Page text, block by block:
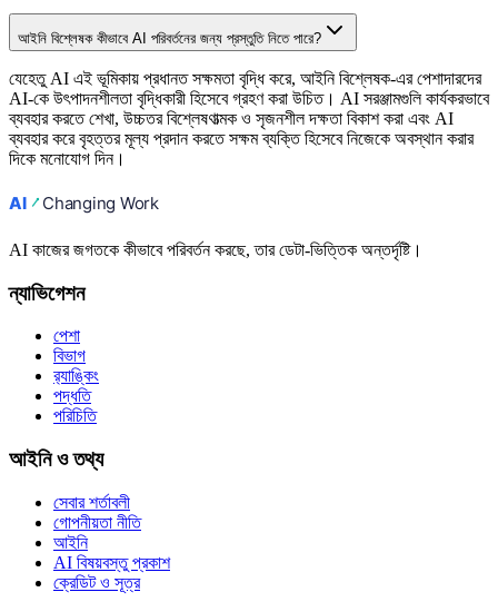
আইনি বিশ্লেষক কীভাবে AI পরিবর্তনের জন্য প্রস্তুতি নিতে পারে?
যেহেতু AI এই ভূমিকায় প্রধানত সক্ষমতা বৃদ্ধি করে, আইনি বিশ্লেষক-এর পেশাদারদের
AI-কে উৎপাদনশীলতা বৃদ্ধিকারী হিসেবে গ্রহণ করা উচিত। AI সরঞ্জামগুলি কার্যকরভাবে
ব্যবহার করতে শেখা, উচ্চতর বিশ্লেষণাত্মক ও সৃজনশীল দক্ষতা বিকাশ করা এবং AI
ব্যবহার করে বৃহত্তর মূল্য প্রদান করতে সক্ষম ব্যক্তি হিসেবে নিজেকে অবস্থান করার
দিকে মনোযোগ দিন।
AI কাজের জগতকে কীভাবে পরিবর্তন করছে, তার ডেটা-ভিত্তিক অন্তর্দৃষ্টি।
ন্যাভিগেশন
পেশা
বিভাগ
র‍্যাঙ্কিং
পদ্ধতি
পরিচিতি
আইনি ও তথ্য
সেবার শর্তাবলী
গোপনীয়তা নীতি
আইনি
AI বিষয়বস্তু প্রকাশ
ক্রেডিট ও সূত্র